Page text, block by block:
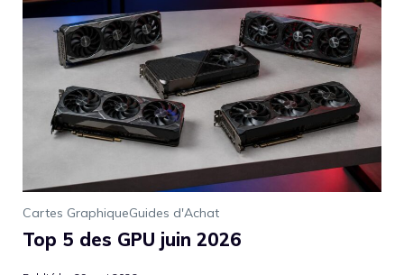
Cartes GraphiqueGuides d'Achat
Top 5 des GPU juin 2026